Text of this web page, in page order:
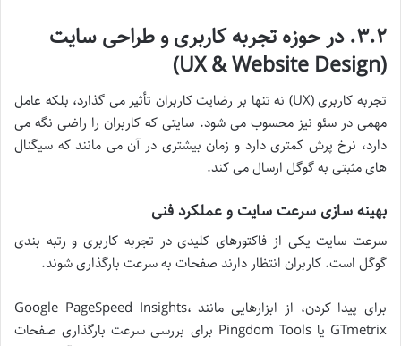
۳.۲. در حوزه تجربه کاربری و طراحی سایت
(UX & Website Design)
تجربه کاربری (UX) نه تنها بر رضایت کاربران تأثیر می گذارد، بلکه عامل
مهمی در سئو نیز محسوب می شود. سایتی که کاربران را راضی نگه می
دارد، نرخ پرش کمتری دارد و زمان بیشتری در آن می مانند که سیگنال
های مثبتی به گوگل ارسال می کند.
بهینه سازی سرعت سایت و عملکرد فنی
سرعت سایت یکی از فاکتورهای کلیدی در تجربه کاربری و رتبه بندی
گوگل است. کاربران انتظار دارند صفحات به سرعت بارگذاری شوند.
برای پیدا کردن، از ابزارهایی مانند Google PageSpeed Insights،
GTmetrix یا Pingdom Tools برای بررسی سرعت بارگذاری صفحات